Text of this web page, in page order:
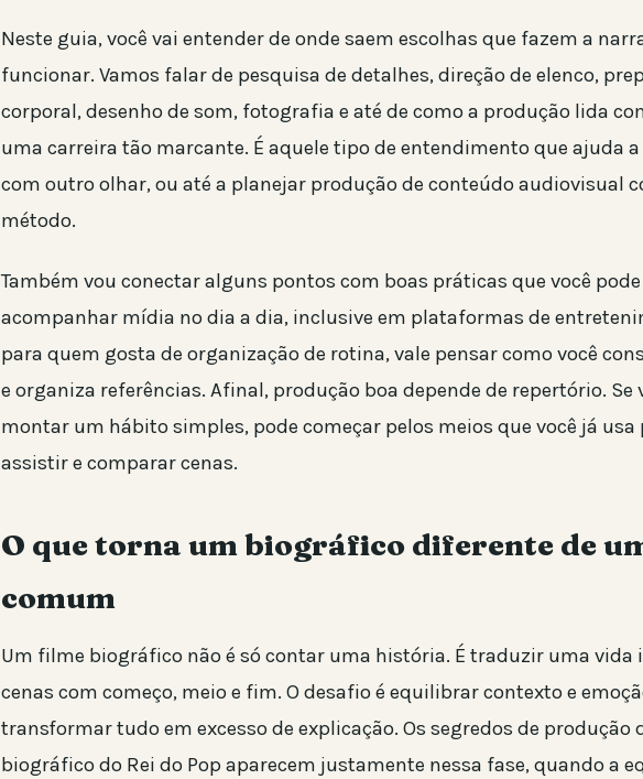
Neste guia, você vai entender de onde saem escolhas que fazem a
funcionar. Vamos falar de pesquisa de detalhes, direção de elenco,
corporal, desenho de som, fotografia e até de como a produção lida
uma carreira tão marcante. É aquele tipo de entendimento que ajuda
com outro olhar, ou até a planejar produção de conteúdo audiovisual
método.
Também vou conectar alguns pontos com boas práticas que você
acompanhar mídia no dia a dia, inclusive em plataformas de
para quem gosta de organização de rotina, vale pensar como você
e organiza referências. Afinal, produção boa depende de repertório. Se
montar um hábito simples, pode começar pelos meios que você já usa
assistir e comparar cenas.
O que torna um biográfico diferente de
comum
Um filme biográfico não é só contar uma história. É traduzir uma vida
cenas com começo, meio e fim. O desafio é equilibrar contexto e
transformar tudo em excesso de explicação. Os segredos de produção
biográfico do Rei do Pop aparecem justamente nessa fase, quando a